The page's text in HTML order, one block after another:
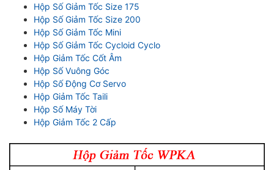
Hộp Số Giảm Tốc Size 175
Hộp Số Giảm Tốc Size 200
Hộp Số Giảm Tốc Mini
Hộp Số Giảm Tốc Cycloid Cyclo
Hộp Giảm Tốc Cốt Âm
Hộp Số Vuông Góc
Hộp Số Động Cơ Servo
Hộp Giảm Tốc Taili
Hộp Số Máy Tời
Hộp Giảm Tốc 2 Cấp